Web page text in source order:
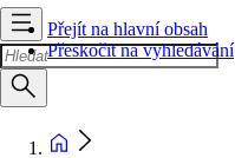
Přejít na hlavní obsah
Přeskočit na vyhledávání